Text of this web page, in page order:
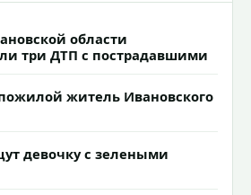
области
три ДТП с пострадавшими
житель Ивановского
девочку с зелеными